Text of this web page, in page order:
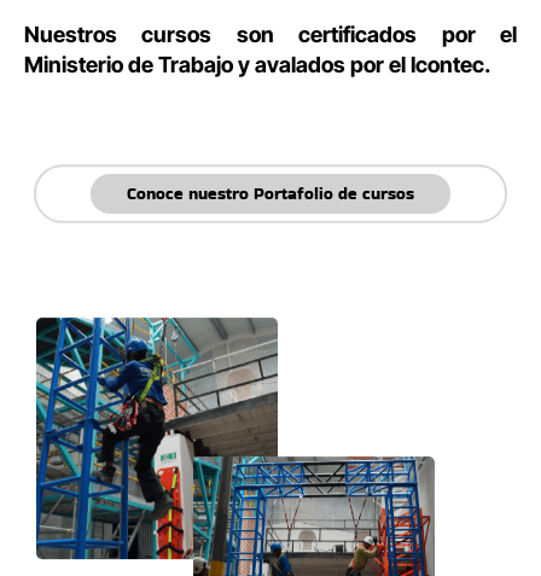
Nuestros cursos son certificados por el
Ministerio de Trabajo y avalados por el Icontec.
Conoce nuestro Portafolio de cursos